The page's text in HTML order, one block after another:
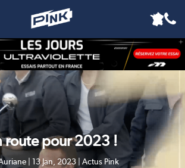
route pour 2023 !
13 Jan, 2023 Actus Pink